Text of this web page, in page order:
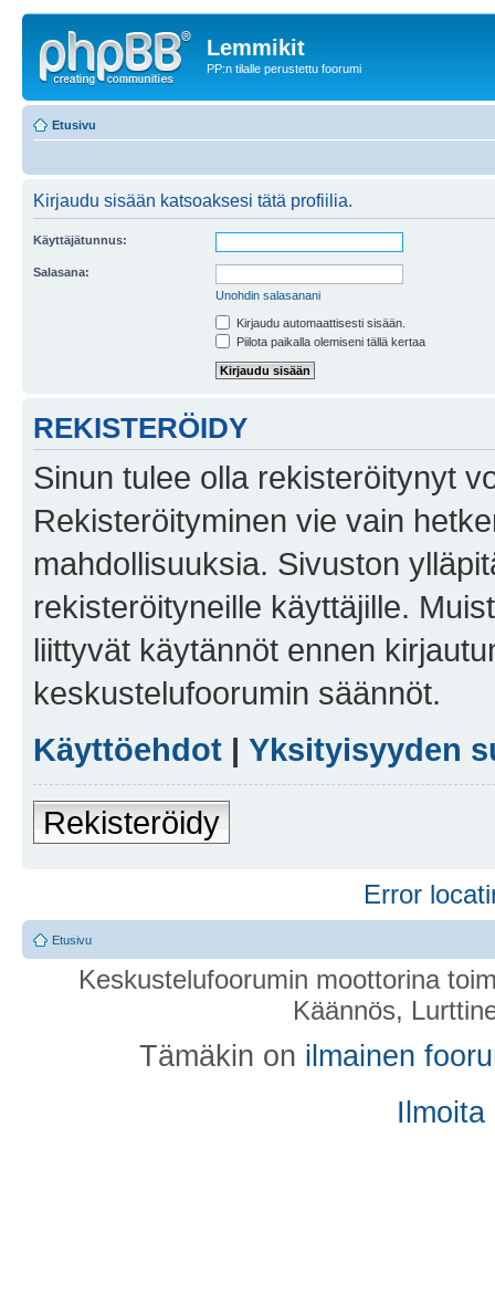
Lemmikit
PP:n tilalle perustettu foorumi
Etusivu
Kirjaudu sisään katsoaksesi tätä profiilia.
Käyttäjätunnus:
Salasana:
Unohdin salasanani
Kirjaudu automaattisesti sisään.
Piilota paikalla olemiseni tällä kertaa
REKISTERÖIDY
Sinun tulee olla rekisteröitynyt
Rekisteröityminen vie vain
mahdollisuuksia. Sivuston
rekisteröityneille käyttäjille.
liittyvät käytännöt ennen
keskustelufoorumin säännöt.
Käyttöehdot | Yksityisyyden
Rekisteröidy
Error
Etusivu
Keskustelufoorumin moottorina
Käännös,
Tämäkin on ilmainen